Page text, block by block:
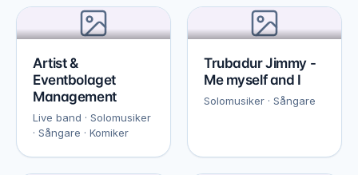
Artist &
Eventbolaget
Management
Live band · Solomusiker
· Sångare · Komiker
Trubadur Jimmy -
Me myself and I
Solomusiker · Sångare